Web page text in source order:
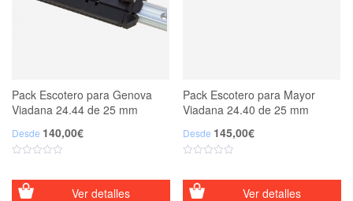
Pack Escotero para Genova
Viadana 24.44 de 25 mm
Desde 140,00€
Ver detalles
Pack Escotero para Mayor
Viadana 24.40 de 25 mm
Desde 145,00€
Ver detalles